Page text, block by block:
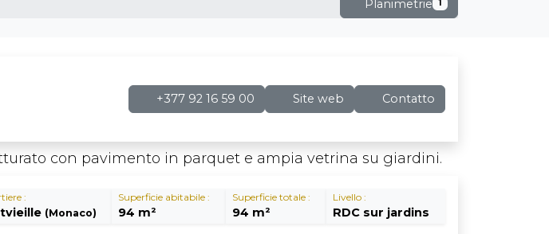
Planimetrie 1
+377 92 16 59 00 Site web Contatto
con pavimento in parquet e ampia vetrina su giardini.
:
(Monaco)
Superficie abitabile :
94 m²
Superficie totale :
94 m²
Livello :
RDC sur jardins